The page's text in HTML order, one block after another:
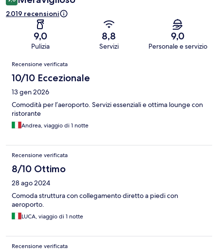
2.019 recensioni
9,0
Pulizia
8,8
Servizi
9,0
Personale e servizio
Recensioni
Recensione verificata
10/10 Eccezionale
13 gen 2026
Comodità per l’aeroporto. Servizi essenziali e ottima lounge con
ristorante
Andrea, viaggio di 1 notte
Recensione verificata
8/10 Ottimo
28 ago 2024
Comoda struttura con collegamento diretto a piedi con
aeroporto.
LUCA, viaggio di 1 notte
Recensione verificata